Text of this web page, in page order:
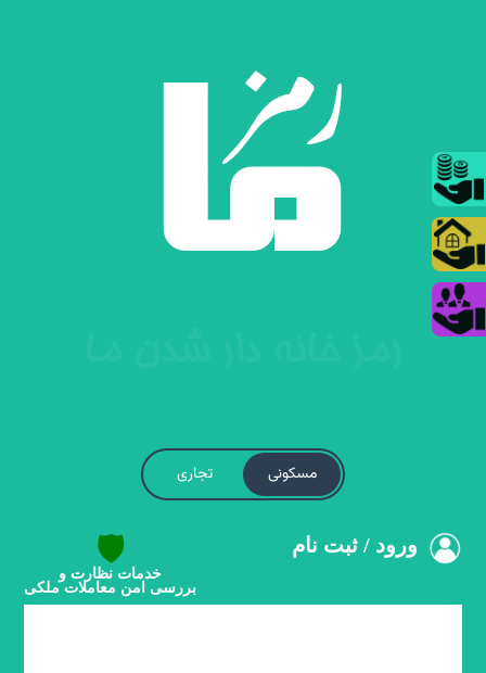
مسکونی تجاری
ورود / ثبت نام 🛡️
خدمات نظارت و
بررسی امن معاملات ملکی